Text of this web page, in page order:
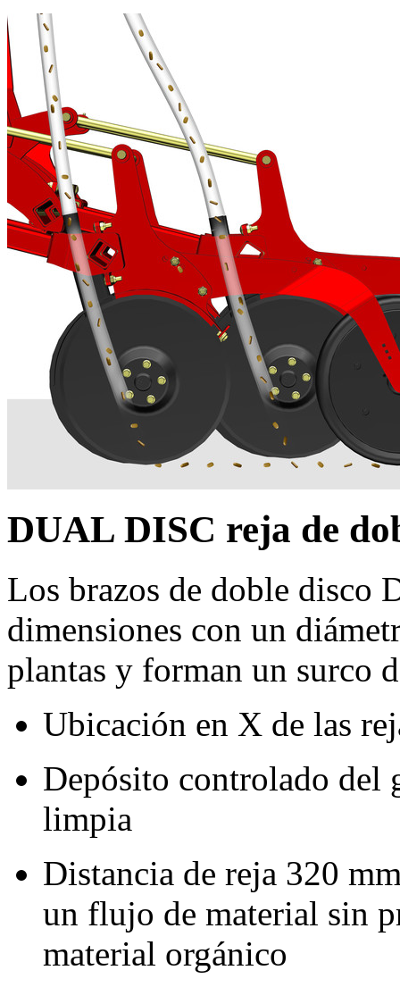
DUAL DISC reja de
Los brazos de doble disco
dimensiones con un
plantas y forman un surco
Ubicación en X de las
Depósito controlado del
limpia
Distancia de reja 320
un flujo de material sin
material orgánico